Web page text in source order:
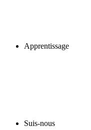
Apprentissage
Suis-nous